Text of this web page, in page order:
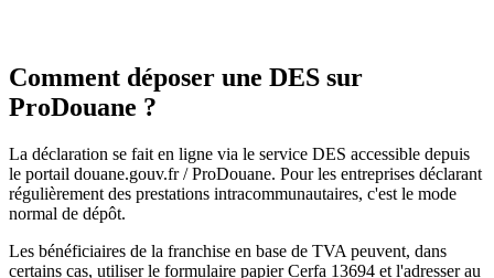
Comment déposer une DES sur
ProDouane ?
La déclaration se fait en ligne via le service DES accessible depuis
le portail douane.gouv.fr / ProDouane. Pour les entreprises déclarant
régulièrement des prestations intracommunautaires, c'est le mode
normal de dépôt.
Les bénéficiaires de la franchise en base de TVA peuvent, dans
certains cas, utiliser le formulaire papier Cerfa 13694 et l'adresser au